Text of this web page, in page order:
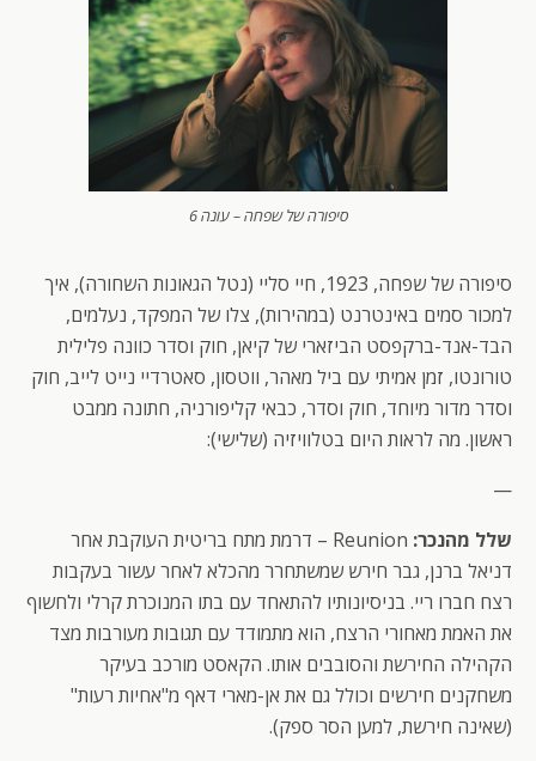
סיפורה של שפחה – עונה 6
סיפורה של שפחה, 1923, חיי סליי (נטל הגאונות השחורה), איך
למכור סמים באינטרנט (במהירות), צלו של המפקד, נעלמים,
הבד-אנד-ברקפסט הביזארי של קיאן, חוק וסדר כוונה פלילית
טורונטו, זמן אמיתי עם ביל מאהר, ווטסון, סאטרדיי נייט לייב, חוק
וסדר מדור מיוחד, חוק וסדר, כבאי קליפורניה, חתונה ממבט
ראשון. מה לראות היום בטלוויזיה (שלישי):
—
שלל מהנכר:
Reunion – דרמת מתח בריטית העוקבת אחר
דניאל ברנן, גבר חירש שמשתחרר מהכלא לאחר עשור בעקבות
רצח חברו ריי. בניסיונותיו להתאחד עם בתו המנוכרת קרלי ולחשוף
את האמת מאחורי הרצח, הוא מתמודד עם תגובות מעורבות מצד
הקהילה החירשת והסובבים אותו. הקאסט מורכב בעיקר
משחקנים חירשים וכולל גם את אן-מארי דאף מ"אחיות רעות"
(שאינה חירשת, למען הסר ספק).